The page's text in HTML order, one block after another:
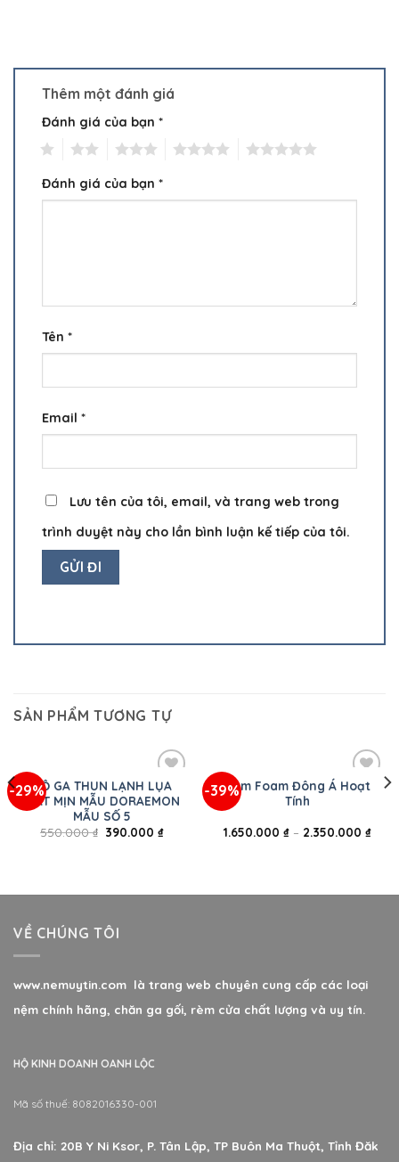
Thêm một đánh giá
Đánh giá của bạn *
Đánh giá của bạn *
Tên *
Email *
Lưu tên của tôi, email, và trang web trong
trình duyệt này cho lần bình luận kế tiếp của tôi.
SẢN PHẨM TƯƠNG TỰ
-29%BỘ GA THUN LẠNH LỤA
MÁT MỊN MẪU DORAEMON
MẪU SỐ 5
550.000₫ 390.000₫
-39%Nệm Foam Đông Á Hoạt
Tính
1.650.000 ₫– 2.350.000 ₫
VỀ CHÚNG TÔI
www.nemuytin.com là trang web chuyên cung cấp các loại
nệm chính hãng, chăn ga gối, rèm cửa chất lượng và uy tín.
HỘ KINH DOANH OANH LỘC
Mã số thuế: 8082016330-001
Địa chỉ: 20B Y Ni Ksor, P. Tân Lập, TP Buôn Ma Thuột, Tỉnh Đăk